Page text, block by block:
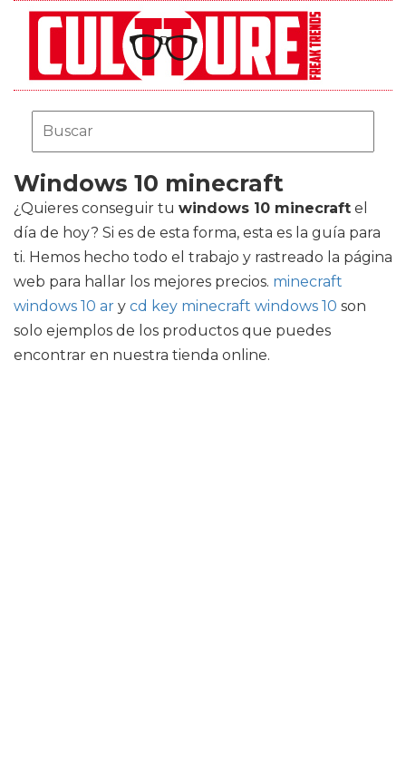
Windows 10 minecraft
¿Quieres conseguir tu windows 10 minecraft el
día de hoy? Si es de esta forma, esta es la guía para
ti. Hemos hecho todo el trabajo y rastreado la página
web para hallar los mejores precios. minecraft
windows 10 ar y cd key minecraft windows 10 son
solo ejemplos de los productos que puedes
encontrar en nuestra tienda online.